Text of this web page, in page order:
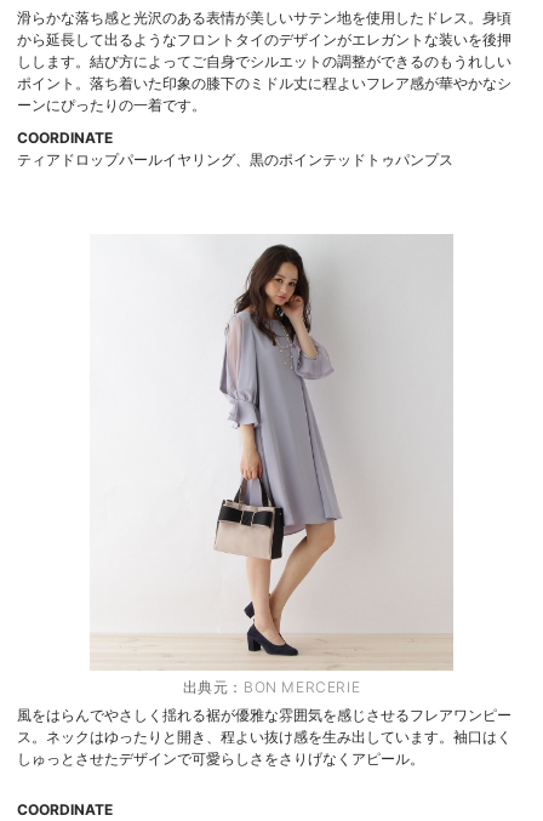
滑らかな落ち感と光沢のある表情が美しいサテン地を使用したドレス。身頃
から延長して出るようなフロントタイのデザインがエレガントな装いを後押
しします。結び方によってご自身でシルエットの調整ができるのもうれしい
ポイント。落ち着いた印象の膝下のミドル丈に程よいフレア感が華やかなシ
ーンにぴったりの一着です。
COORDINATE
ティアドロップパールイヤリング、黒のポインテッドトゥパンプス
出典元： BON MERCERIE
風をはらんでやさしく揺れる裾が優雅な雰囲気を感じさせるフレアワンピー
ス。ネックはゆったりと開き、程よい抜け感を生み出しています。袖口はく
しゅっとさせたデザインで可愛らしさをさりげなくアピール。
COORDINATE